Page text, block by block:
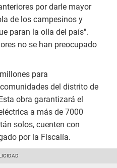
por darle mayor
de los campesinos y
paran la olla del país".
no se han preocupado
para
del distrito de
obra garantizará el
a más de 7000
solos, cuenten con
por la Fiscalía.